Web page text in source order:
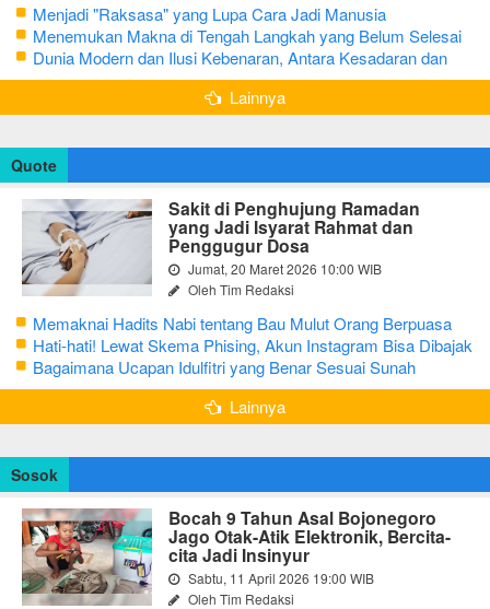
Menjadi "Raksasa" yang Lupa Cara Jadi Manusia
Menemukan Makna di Tengah Langkah yang Belum Selesai
Dunia Modern dan Ilusi Kebenaran, Antara Kesadaran dan
terjebak Tipu Daya
Lainnya
Quote
Sakit di Penghujung Ramadan
yang Jadi Isyarat Rahmat dan
Penggugur Dosa
Jumat, 20 Maret 2026 10:00 WIB
Oleh Tim Redaksi
Memaknai Hadits Nabi tentang Bau Mulut Orang Berpuasa
Secara Bijak Agar Tidak Menggangu
Hati-hati! Lewat Skema Phising, Akun Instagram Bisa Dibajak
Kurang dari 3 Menit
Bagaimana Ucapan Idulfitri yang Benar Sesuai Sunah
Rasulullah
Lainnya
Sosok
Bocah 9 Tahun Asal Bojonegoro
Jago Otak-Atik Elektronik, Bercita-
cita Jadi Insinyur
Sabtu, 11 April 2026 19:00 WIB
Oleh Tim Redaksi